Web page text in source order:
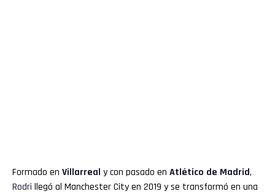
Formado en Villarreal y con pasado en Atlético de Madrid,
Rodri llegó al Manchester City en 2019 y se transformó en una